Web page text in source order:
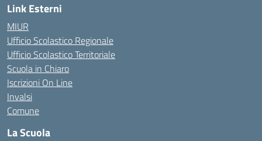
Link Esterni
MIUR
Ufficio Scolastico Regionale
Ufficio Scolastico Territoriale
Scuola in Chiaro
Iscrizioni On Line
Invalsi
Comune
La Scuola